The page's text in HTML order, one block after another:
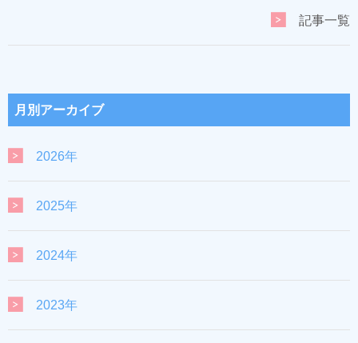
記事一覧
月別アーカイブ
2026年
2025年
2024年
2023年